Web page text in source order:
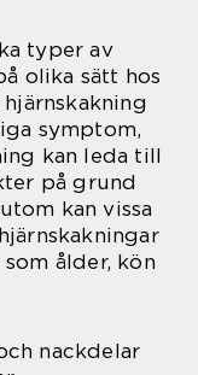
typer av
olika sätt hos
symptom,
kan leda till
på grund
kan vissa
ålder, kön
nackdelar